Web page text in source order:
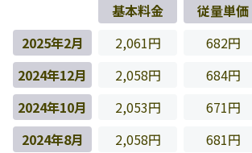
基本料金 従量単価
2025年2月
2,061円 682円
2024年12月
2,058円 684円
2024年10月
2,053円 671円
2024年8月
2,058円 681円